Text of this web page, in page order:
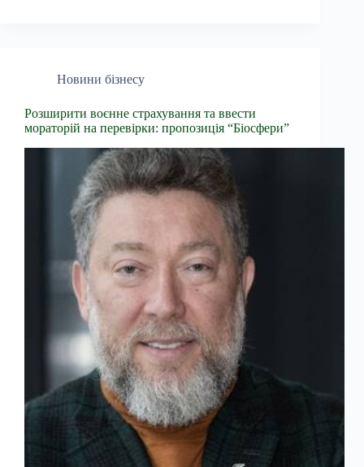
Новини бізнесу
Розширити воєнне страхування та ввести
мораторій на перевірки: пропозиція “Біосфери”